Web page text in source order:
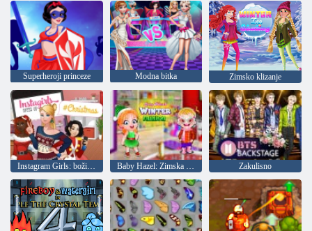
Superheroji princeze Modna bitka Zimsko klizanje
Instagram Girls: božićna odjeća Baby Hazel: Zimska moda Zakulisno